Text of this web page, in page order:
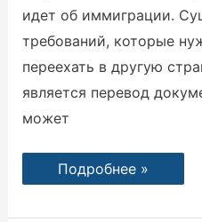
идет об иммиграции.
требований, которые
переехать в другую
является перевод
может
Подробнее »